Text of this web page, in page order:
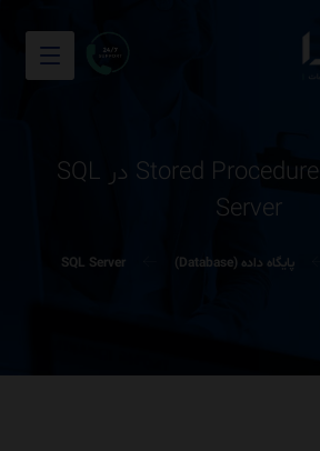
بررسی جامع Stored Procedure در SQL
Server
پایگاه داده (Database) SQL Server